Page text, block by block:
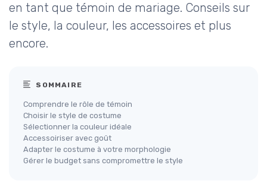
en tant que témoin de mariage. Conseils sur
le style, la couleur, les accessoires et plus
encore.
SOMMAIRE
Comprendre le rôle de témoin
Choisir le style de costume
Sélectionner la couleur idéale
Accessoiriser avec goût
Adapter le costume à votre morphologie
Gérer le budget sans compromettre le style